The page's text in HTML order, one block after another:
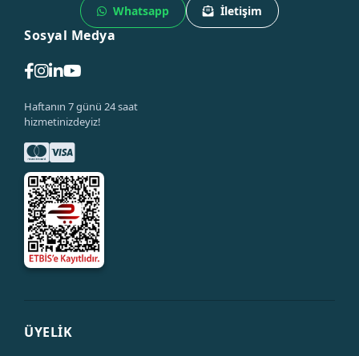
Whatsapp İletişim
Sosyal Medya
Haftanın 7 günü 24 saat
hizmetinizdeyiz!
ÜYELİK